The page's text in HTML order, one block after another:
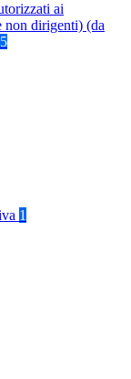
ai
non dirigenti) (da
5
1